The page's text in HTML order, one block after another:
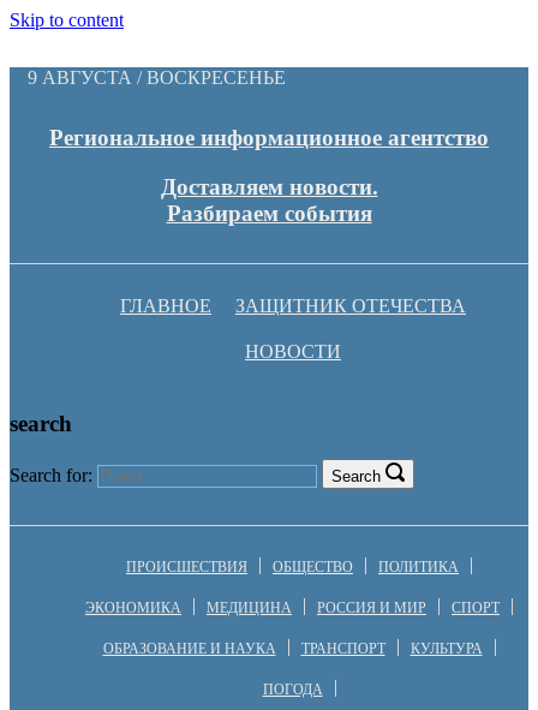
Skip to content
9 АВГУСТА / ВОСКРЕСЕНЬЕ
Региональное информационное агентство
Доставляем новости.
Разбираем события
ГЛАВНОЕ ЗАЩИТНИК ОТЕЧЕСТВА
НОВОСТИ
search
Search for: Search
ПРОИСШЕСТВИЯ ОБЩЕСТВО ПОЛИТИКА
ЭКОНОМИКА МЕДИЦИНА РОССИЯ И МИР СПОРТ
ОБРАЗОВАНИЕ И НАУКА ТРАНСПОРТ КУЛЬТУРА
ПОГОДА